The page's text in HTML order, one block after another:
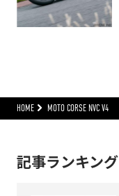
HOME MOTO CORSE NVC V4
記事ランキング